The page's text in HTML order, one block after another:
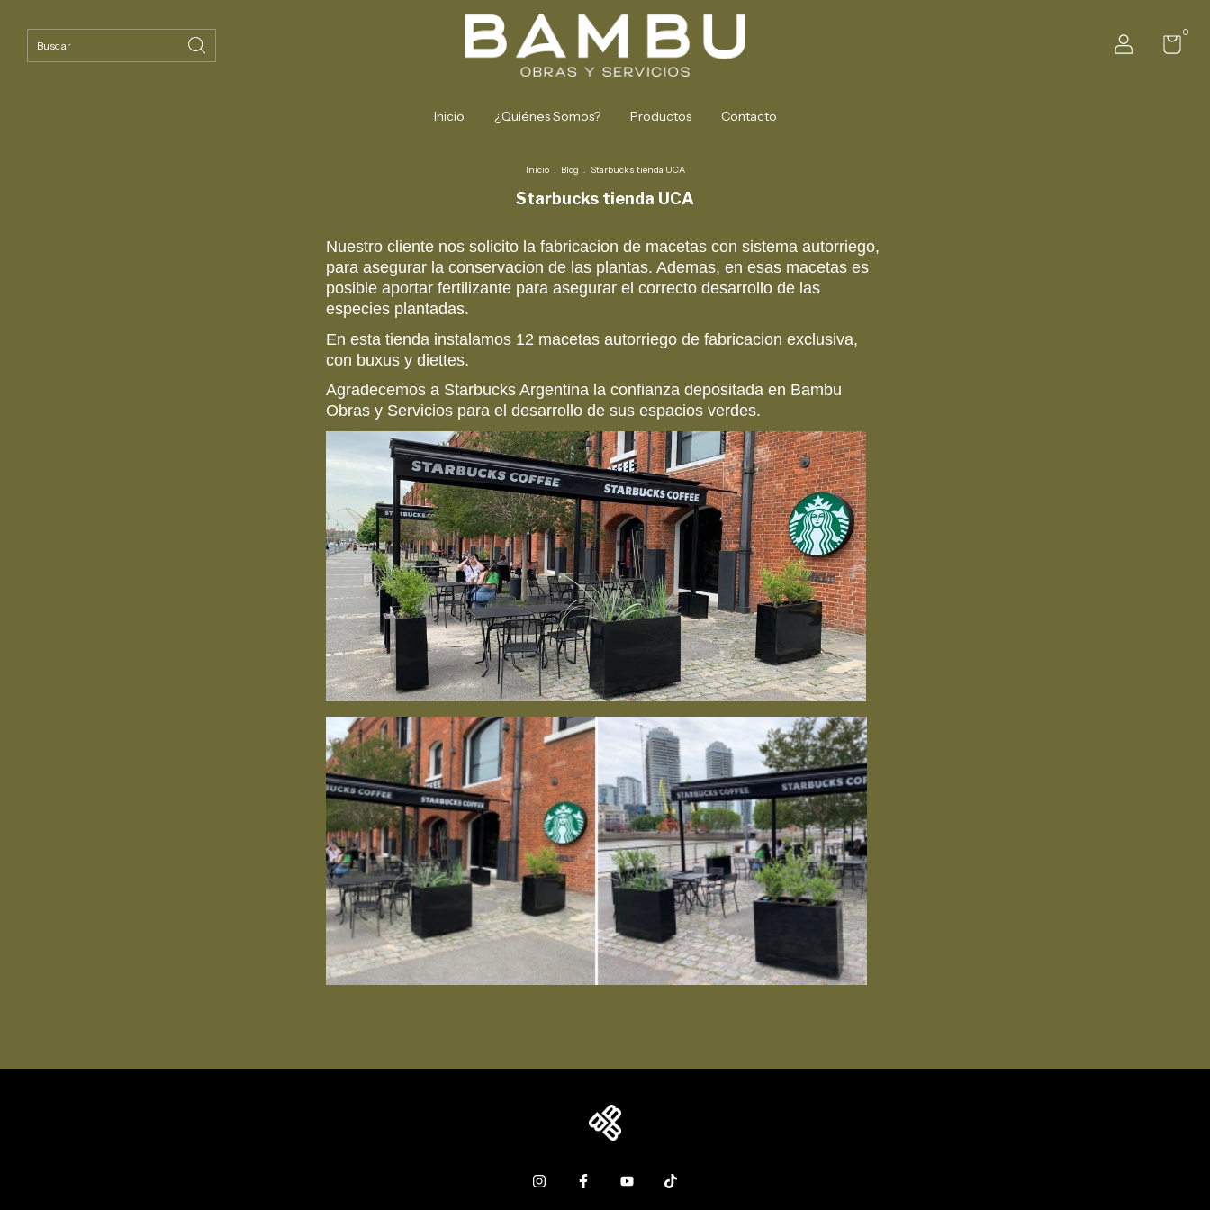
0
Inicio ¿Quiénes Somos? Productos Contacto
Inicio . Blog . Starbucks tienda UCA
Starbucks tienda UCA
Nuestro cliente nos solicito la fabricacion de macetas con sistema autorriego,
para asegurar la conservacion de las plantas. Ademas, en esas macetas es
posible aportar fertilizante para asegurar el correcto desarrollo de las
especies plantadas.
En esta tienda instalamos 12 macetas autorriego de fabricacion exclusiva,
con buxus y diettes.
Agradecemos a Starbucks Argentina la confianza depositada en Bambu
Obras y Servicios para el desarrollo de sus espacios verdes.